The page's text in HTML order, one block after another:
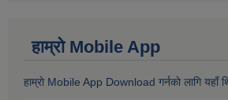
हाम्राे Mobile App
हाम्राे Mobile App Download गर्नकाे लागि यहाँ